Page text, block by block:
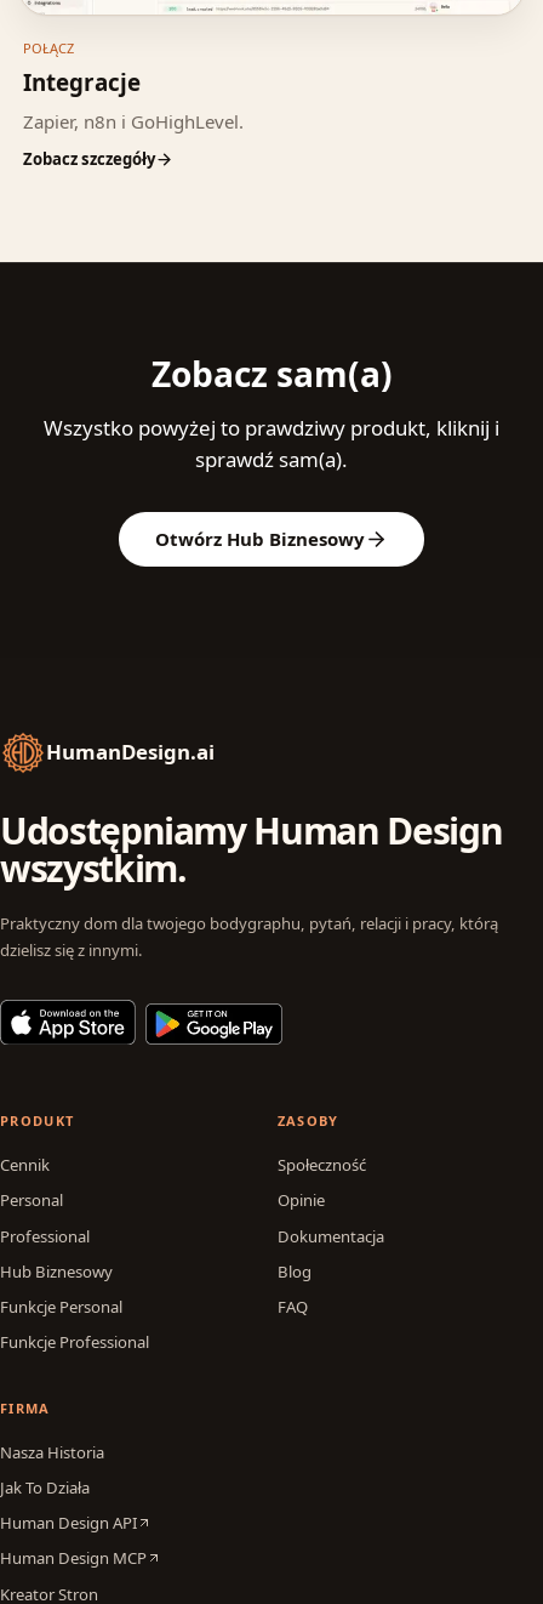
POŁĄCZ
Integracje
Zapier, n8n i GoHighLevel.
Zobacz szczegóły
Zobacz sam(a)
Wszystko powyżej to prawdziwy produkt, kliknij i
sprawdź sam(a).
Otwórz Hub Biznesowy
HumanDesign.ai
Udostępniamy Human Design
wszystkim.
Praktyczny dom dla twojego bodygraphu, pytań, relacji i pracy, którą
dzielisz się z innymi.
PRODUKT
Cennik
Personal
Professional
Hub Biznesowy
Funkcje Personal
Funkcje Professional
ZASOBY
Społeczność
Opinie
Dokumentacja
Blog
FAQ
FIRMA
Nasza Historia
Jak To Działa
Human Design API
Human Design MCP
Kreator Stron